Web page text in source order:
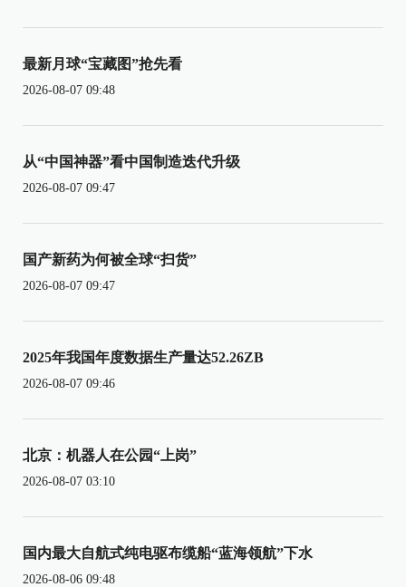
最新月球“宝藏图”抢先看
2026-08-07 09:48
从“中国神器”看中国制造迭代升级
2026-08-07 09:47
国产新药为何被全球“扫货”
2026-08-07 09:47
2025年我国年度数据生产量达52.26ZB
2026-08-07 09:46
北京：机器人在公园“上岗”
2026-08-07 03:10
国内最大自航式纯电驱布缆船“蓝海领航”下水
2026-08-06 09:48